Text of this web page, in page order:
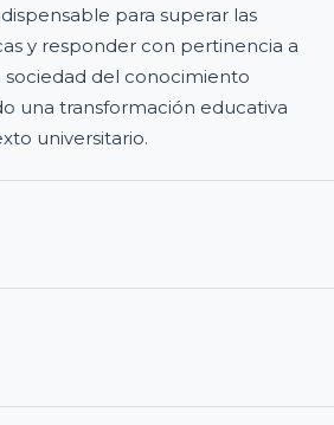
para superar las
y responder con pertinencia a
sociedad del conocimiento
una transformación educativa
universitario.